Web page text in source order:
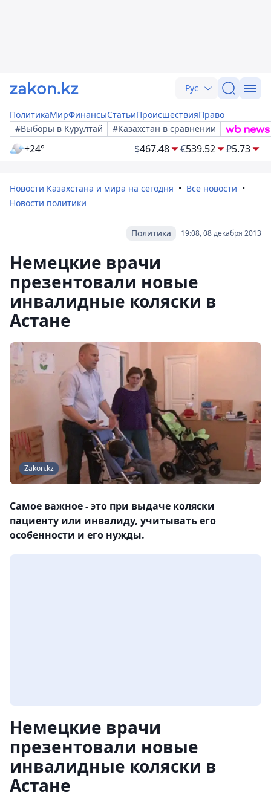
Рус
ПолитикаМирФинансыСтатьиПроисшествияПраво
#Выборы в Курултай
#Казахстан в сравнении
+24° $467.48 €539.52 ₽5.73
Новости Казахстана и мира на сегодня
Все новости
Новости политики
19:08, 08 декабря 2013
Политика
Немецкие врачи
презентовали новые
инвалидные коляски в
Астане
Zakon.kz
Самое важное - это при выдаче коляски
пациенту или инвалиду, учитывать его
особенности и его нужды.
Немецкие врачи
презентовали новые
инвалидные коляски в
Астане